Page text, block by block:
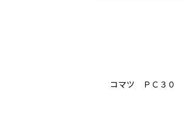
コマツ ＰＣ３０